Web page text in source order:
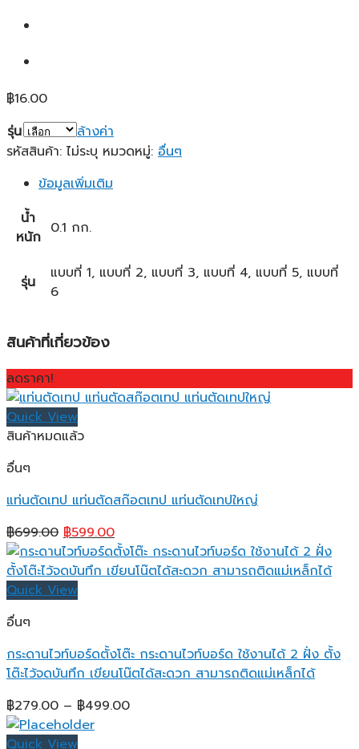
฿16.00
รุ่น
ล้างค่า
รหัสสินค้า: ไม่ระบุ หมวดหมู่: อื่นๆ
ข้อมูลเพิ่มเติม
น้ำ
หนัก 0.1 กก.
รุ่น
แบบที่ 1, แบบที่ 2, แบบที่ 3, แบบที่ 4, แบบที่ 5, แบบที่
6
สินค้าที่เกี่ยวข้อง
ลดราคา!
Quick View
สินค้าหมดแล้ว
อื่นๆ
แท่นตัดเทป แท่นตัดสก๊อตเทป แท่นตัดเทปใหญ่
฿699.00 Original
price
was:
฿699.00.
฿599.00Current
price
is:
Quick View
อื่นๆ
กระดานไวท์บอร์ดตั้งโต๊ะ กระดานไวท์บอร์ด ใช้งานได้ 2 ฝั่ง ตั้ง
โต๊ะไว้จดบันทึก เขียนโน๊ตได้สะดวก สามารถติดแม่เหล็กได้
฿279.00 – ฿499.00Price
Quick View